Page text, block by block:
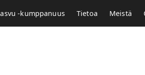
-kumppanuus Tietoa Meistä